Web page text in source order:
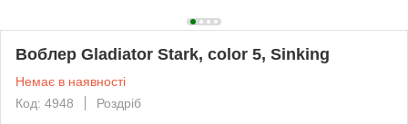
Воблер Gladiator Stark, color 5, Sinking
Немає в наявності
Код: 4948
Роздріб